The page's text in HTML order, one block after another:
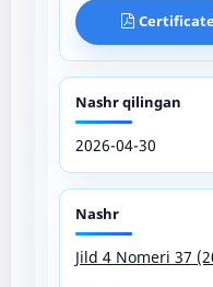
Nashr qilingan
2026-04-30
Nashr
Jild 4 Nomeri 37